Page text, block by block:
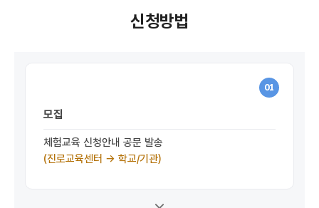
신청방법
01
모집
체험교육 신청안내 공문 발송
(진로교육센터 → 학교/기관)